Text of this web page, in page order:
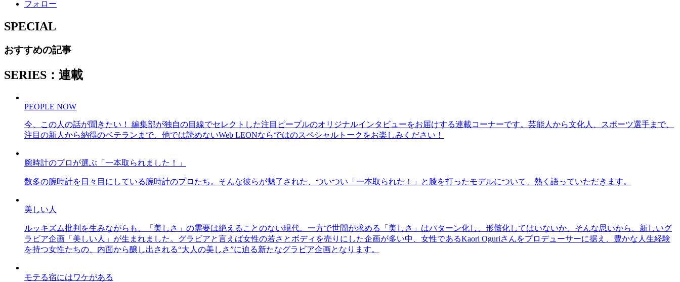
フォロー
SPECIAL
おすすめの記事
SERIES：連載
PEOPLE NOW
今、この人の話が聞きたい！ 編集部が独自の目線でセレクトした注目ピープルのオリジナルインタビューをお届けする連載コーナーです。芸能人から文化人、スポーツ選手まで、
注目の新人から納得のベテランまで、他では読めないWeb LEONならではのスペシャルトークをお楽しみください！
腕時計のプロが選ぶ「一本取られました！」
数多の腕時計を日々目にしている腕時計のプロたち。そんな彼らが魅了された、ついつい「一本取られた！」と膝を打ったモデルについて、熱く語っていただきます。
美しい人
ルッキズム批判を生みながらも、「美しさ」の需要は絶えることのない現代。一方で世間が求める「美しさ」はパターン化し、形骸化してはいないか、そんな思いから、新しいグ
ラビア企画「美しい人」が生まれました。グラビアと言えば女性の若さとボディを売りにした企画が多い中、女性であるKaori Oguriさんをプロデューサーに据え、豊かな人生経験
を持つ女性たちの、内面から醸し出される“大人の美しさ”に迫る新たなグラビア企画となります。
モテる宿にはワケがある